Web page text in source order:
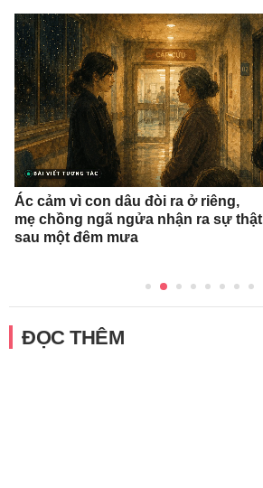
Ác cảm vì con dâu đòi ra ở riêng,
mẹ chồng ngã ngửa nhận ra sự thật
sau một đêm mưa
ĐỌC THÊM